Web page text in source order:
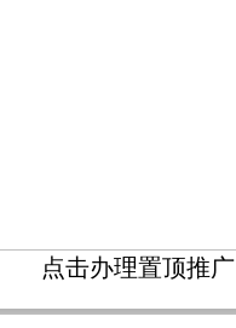
点击办理置顶推广